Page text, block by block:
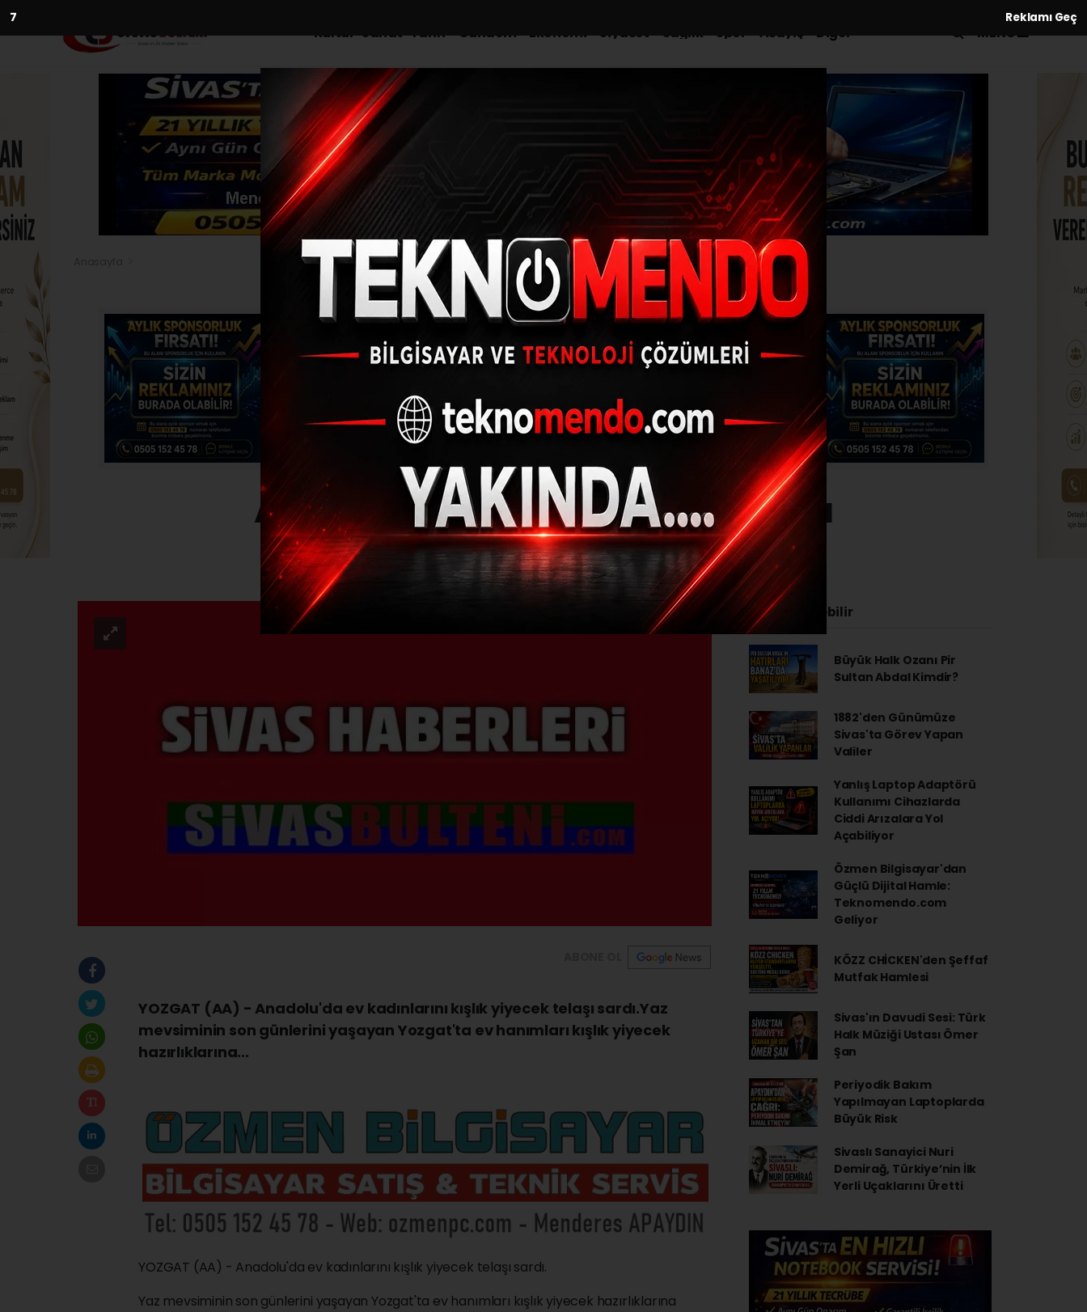
5 Reklamı Geç
Kültür-Sanat-Tarih Gündem Ekonomi Siyaset Sağlık Spor Asayiş Diğer MENÜ
Anadolu'da Kış Hazırlıkları Başladı
29.08.2017 - 16:03, Güncelleme: 29.08.2017 - 16:03
YOZGAT (AA) - Anadolu'da ev kadınlarını kışlık yiyecek telaşı sardı.Yaz
mevsiminin son günlerini yaşayan Yozgat'ta ev hanımları kışlık yiyecek
hazırlıklarına...
YOZGAT (AA) - Anadolu'da ev kadınlarını kışlık yiyecek telaşı sardı.
Yaz mevsiminin son günlerini yaşayan Yozgat'ta ev hanımları kışlık yiyecek hazırlıklarına
İlginizi Çekebilir
Büyük Halk Ozanı Pir
Sultan Abdal Kimdir?
1882'den Günümüze
Sivas'ta Görev Yapan
Valiler
Yanlış Laptop Adaptörü
Kullanımı Cihazlarda
Ciddi Arızalara Yol
Açabiliyor
Özmen Bilgisayar'dan
Güçlü Dijital Hamle:
Teknomendo.com
Geliyor
KÖZZ CHİCKEN'den Şeffaf
Mutfak Hamlesi
Sivas'ın Davudi Sesi: Türk
Halk Müziği Ustası Ömer
Şan
Periyodik Bakım
Yapılmayan Laptoplarda
Büyük Risk
Sivaslı Sanayici Nuri
Demirağ, Türkiye’nin İlk
Yerli Uçaklarını Üretti